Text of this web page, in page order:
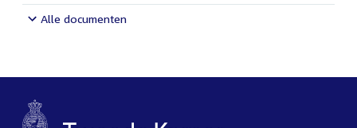
Alle documenten